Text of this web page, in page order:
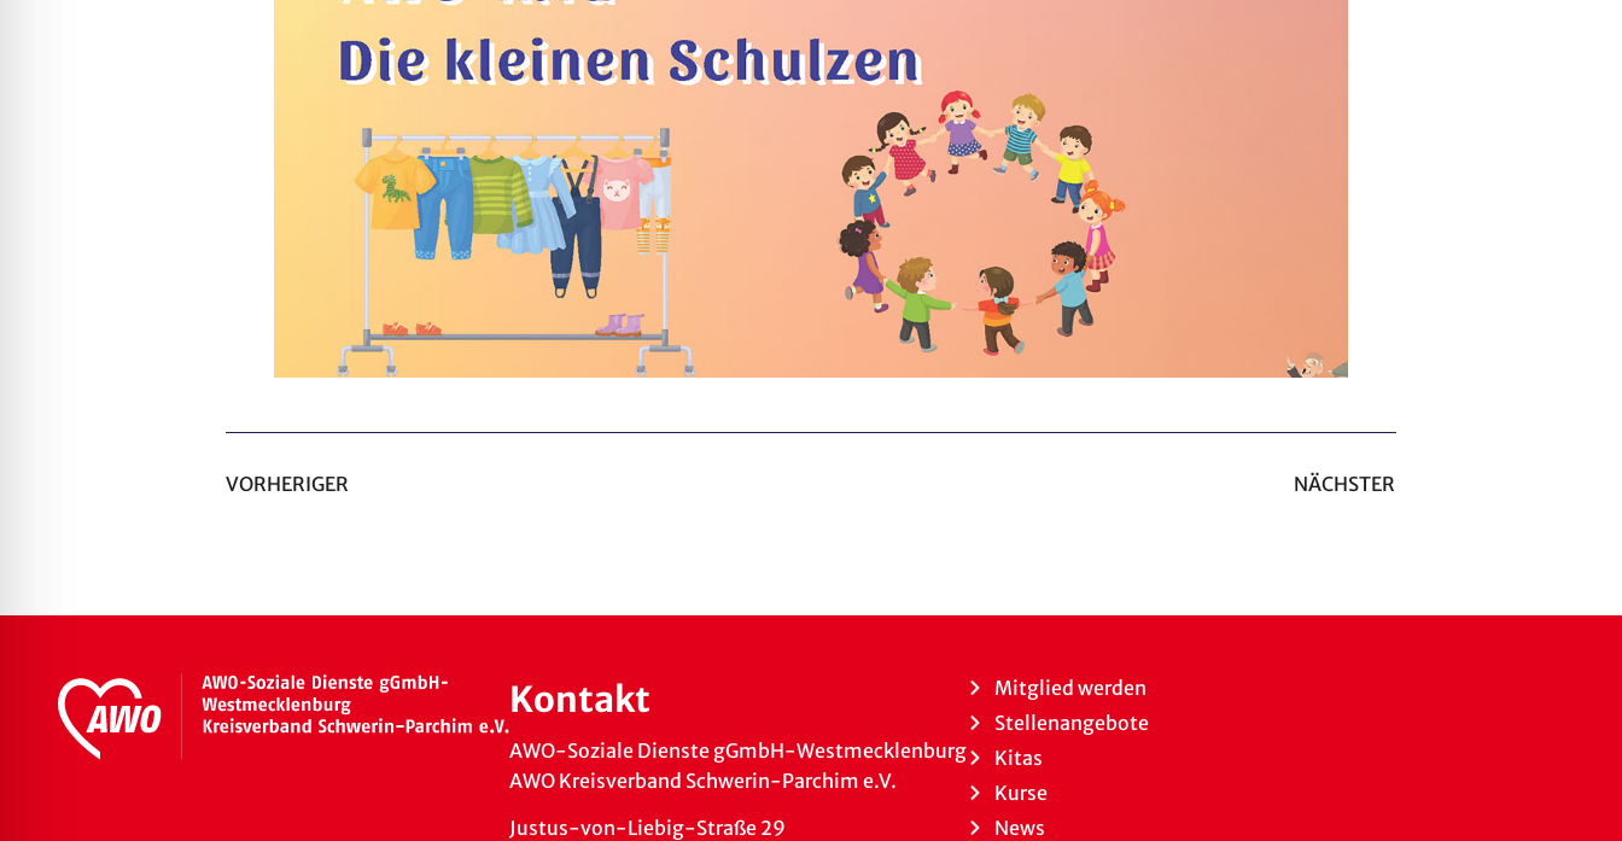
VORHERIGER NÄCHSTER
Kontakt
AWO-Soziale Dienste gGmbH-Westmecklenburg
AWO Kreisverband Schwerin-Parchim e.V.
Justus-von-Liebig-Straße 29
Mitglied werden
Stellenangebote
Kitas
Kurse
News